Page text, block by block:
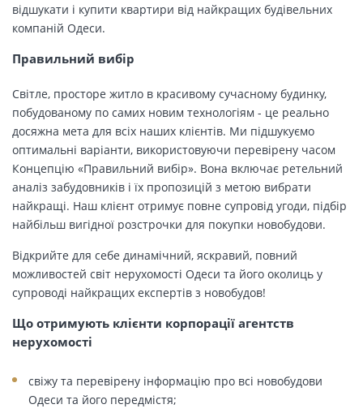
відшукати і купити квартири від найкращих будівельних
компаній Одеси.
Правильний вибір
Світле, просторе житло в красивому сучасному будинку,
побудованому по самих новим технологіям - це реально
досяжна мета для всіх наших клієнтів. Ми підшукуємо
оптимальні варіанти, використовуючи перевірену часом
Концепцію «Правильний вибір». Вона включає ретельний
аналіз забудовників і їх пропозицій з метою вибрати
найкращі. Наш клієнт отримує повне супровід угоди, підбір
найбільш вигідної розстрочки для покупки новобудови.
Відкрийте для себе динамічний, яскравий, повний
можливостей світ нерухомості Одеси та його околиць у
супроводі найкращих експертів з новобудов!
Що отримують клієнти корпорації агентств
нерухомості
свіжу та перевірену інформацію про всі новобудови
Одеси та його передмістя;